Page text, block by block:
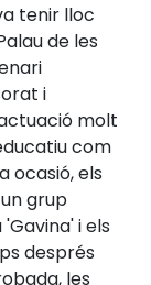
tenir lloc
de les
i
molt
com
ocasió, els
grup
i els
després
les